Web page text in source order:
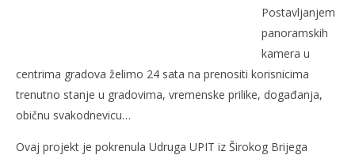
HERCEGOVINA SE GLEDA PREKO INTERNETA
20.
travnja
Rafaela
Postavljanjem
panoramskih
kamera u
centrima gradova želimo 24 sata na prenositi korisnicima
trenutno stanje u gradovima, vremenske prilike, događanja,
običnu svakodnevicu…
Ovaj projekt je pokrenula Udruga UPIT iz Širokog Brijega